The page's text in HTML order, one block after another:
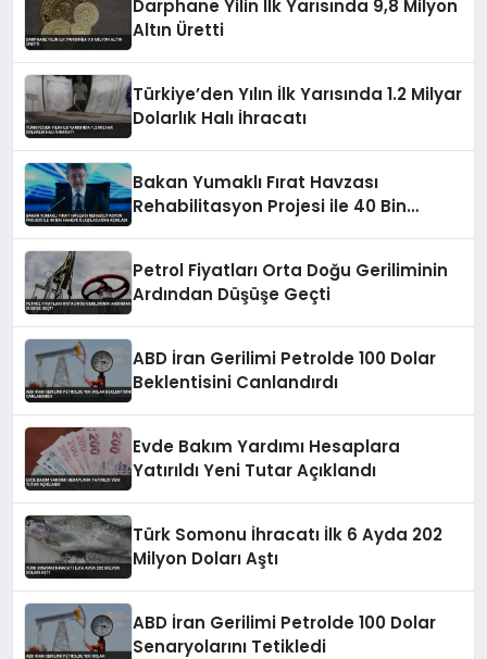
Darphane Yilin Ilk Yarısında 9,8 Milyon
Altın Üretti
Türkiye’den Yılın İlk Yarısında 1.2 Milyar
Dolarlık Halı İhracatı
Bakan Yumaklı Fırat Havzası
Rehabilitasyon Projesi ile 40 Bin
Petrol Fiyatları Orta Doğu Geriliminin
Ardından Düşüşe Geçti
ABD İran Gerilimi Petrolde 100 Dolar
Beklentisini Canlandırdı
Evde Bakım Yardımı Hesaplara
Yatırıldı Yeni Tutar Açıklandı
Türk Somonu İhracatı İlk 6 Ayda 202
Milyon Doları Aştı
ABD İran Gerilimi Petrolde 100 Dolar
Senaryolarını Tetikledi